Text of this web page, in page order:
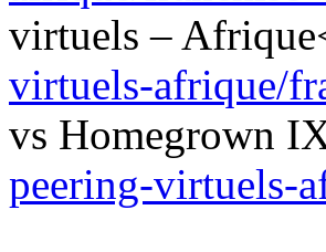
virtuels –
virtuels-afrique/
vs Homegrown
peering-virtuels-